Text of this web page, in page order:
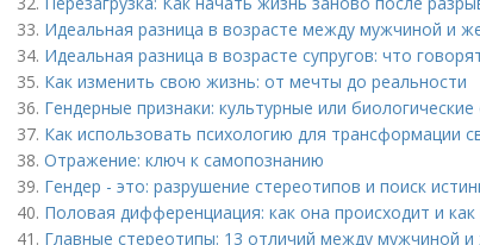
33. Идеальная разница в возрасте между мужчиной и
34. Идеальная разница в возрасте супругов: что
35. Как изменить свою жизнь: от мечты до реальности
36. Гендерные признаки: культурные или
37. Как использовать психологию для трансформации
38. Отражение: ключ к самопознанию
39. Гендер - это: разрушение стереотипов и поиск
40. Половая дифференциация: как она происходит и
41. Главные стереотипы: 13 отличий между мужчиной